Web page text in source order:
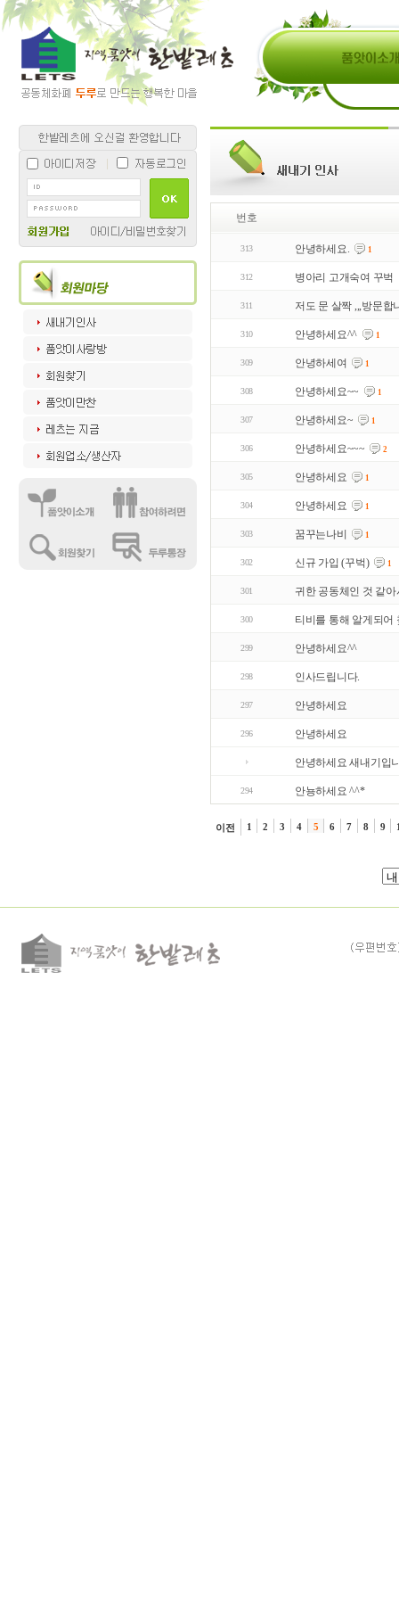
번호
313 안녕하세요. 1
312 병아리 고개숙여 꾸벅
311 저도 문 살짝 ,,,방문합
310 안녕하세요^^ 1
309 안녕하세여 1
308 안녕하세요~~ 1
307 안녕하세요~ 1
306 안녕하세요~~~ 2
305 안녕하세요 1
304 안녕하세요 1
303 꿈꾸는나비 1
302 신규 가입 (꾸벅) 1
301 귀한 공동체인 것 같
300 티비를 통해 알게되어
299 안녕하세요^^
298 인사드립니다.
297 안녕하세요
296 안녕하세요
안녕하세요 새내기입
294 안뇽하세요 ^^*
이전 1 2 3 4 5 6 7 8 9